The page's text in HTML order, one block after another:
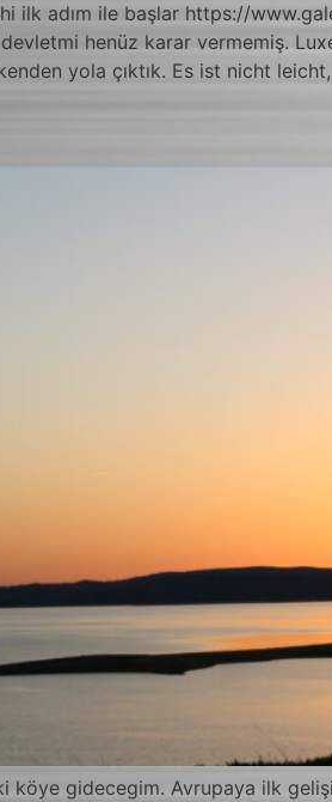
ilk adım ile başlar https://
henüz karar vermemiş.
yola çıktık. Es ist nicht
köye gidecegim. Avrupaya ilk